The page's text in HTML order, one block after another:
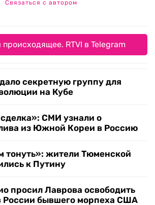
Связаться с автором
RTVI в Telegram
секретную группу для
на Кубе
СМИ узнали о
из Южной Кореи в Россию
тонуть»: жители Тюменской
к Путину
просил Лаврова освободить
России бывшего морпеха США